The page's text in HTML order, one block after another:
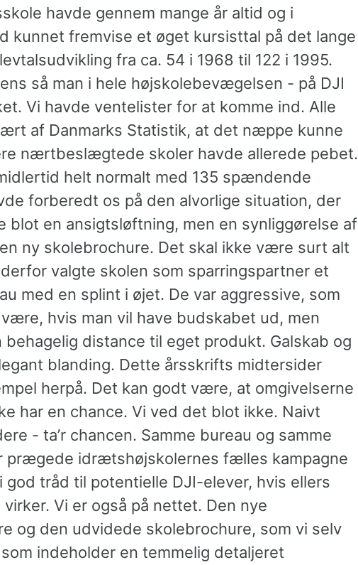
havde gennem mange år altid og i
kunnet fremvise et øget kursisttal på det lange
fra ca. 54 i 1968 til 122 i 1995.
så man i hele højskolebevægelsen - på DJI
Vi havde ventelister for at komme ind. Alle
af Danmarks Statistik, at det næppe kunne
nærtbeslægtede skoler havde allerede pebet.
helt normalt med 135 spændende
forberedt os på den alvorlige situation, der
blot en ansigtsløftning, men en synliggørelse af
ny skolebrochure. Det skal ikke være surt alt
valgte skolen som sparringspartner et
med en splint i øjet. De var aggressive, som
hvis man vil have budskabet ud, men
behagelig distance til eget produkt. Galskab og
blanding. Dette årsskrifts midtersider
herpå. Det kan godt være, at omgivelserne
har en chance. Vi ved det blot ikke. Naivt
- ta’r chancen. Samme bureau og samme
prægede idrætshøjskolernes fælles kampagne
god tråd til potentielle DJI-elever, hvis ellers
Vi er også på nettet. Den nye
og den udvidede skolebrochure, som vi selv
indeholder en temmelig detaljeret